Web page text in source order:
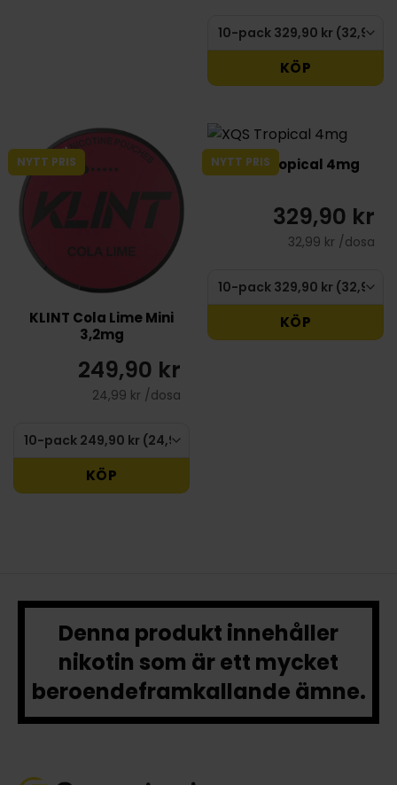
KÖP
NYTT PRIS
KLINT Cola Lime Mini
3,2mg
249,90 kr
24,99 kr /dosa
KÖP
NYTT PRIS
XQS Tropical 4mg
329,90 kr
32,99 kr /dosa
KÖP
Denna produkt innehåller
nikotin som är ett mycket
beroendeframkallande ämne.